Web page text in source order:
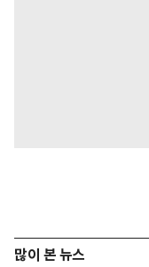
많이 본 뉴스